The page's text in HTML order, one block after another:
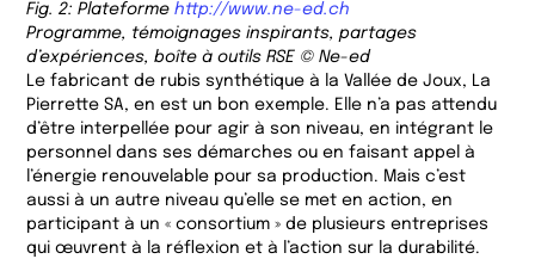
Fig. 2: Plateformehttp://www.ne-ed.ch
Programme, témoignages inspirants, partages
d’expériences, boîte à outils RSE © Ne-ed
Le fabricant de rubis synthétique à la Vallée de Joux, La
Pierrette SA, en est un bon exemple. Elle n’a pas attendu
d’être interpellée pour agir à son niveau, en intégrant le
personnel dans ses démarches ou en faisant appel à
l’énergie renouvelable pour sa production. Mais c’est
aussi à un autre niveau qu’elle se met en action, en
participant à un « consortium » de plusieurs entreprises
qui œuvrent à la réflexion et à l’action sur la durabilité.